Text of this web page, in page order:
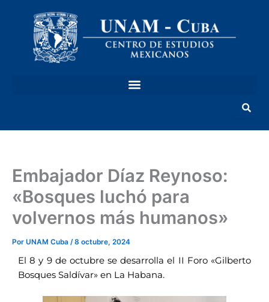
contenido
Embajador Díaz Reynoso:
«Bosques luchó para
volvernos más humanos»
Por UNAM Cuba /8 octubre, 2024
El 8 y 9 de octubre se desarrolla el II Foro «Gilberto
Bosques Saldívar» en La Habana.